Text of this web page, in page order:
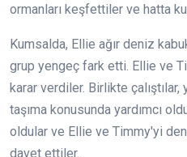
ormanları keşfettiler ve hatta
Kumsalda, Ellie ağır deniz
grup yengeç fark etti. Ellie ve
karar verdiler. Birlikte
taşıma konusunda yardımcı
oldular ve Ellie ve Timmy'yi
davet ettiler.